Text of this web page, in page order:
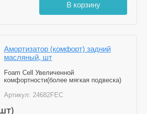
В корзину
Амортизатор (комфорт) задний
масляный, шт
Foam Cell Увеличенной
комфортности(более мягкая подвеска)
Артикул: 24682FEC